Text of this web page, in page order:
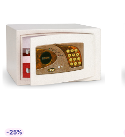
-25%